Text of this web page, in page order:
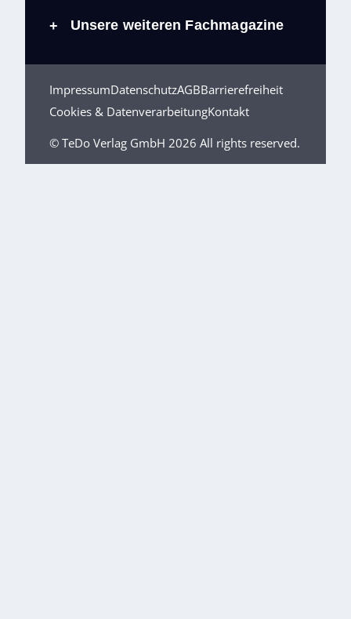
+ Unsere weiteren Fachmagazine
ImpressumDatenschutzAGBBarrierefreiheit
Cookies & DatenverarbeitungKontakt
© TeDo Verlag GmbH 2026 All rights reserved.